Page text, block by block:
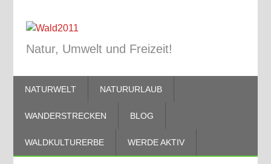
Natur, Umwelt und Freizeit!
NATURWELT NATURURLAUB
WANDERSTRECKEN BLOG
WALDKULTURERBE WERDE AKTIV